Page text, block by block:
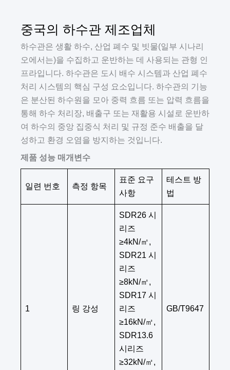
중국의 하수관 제조업체
하수관은 생활 하수, 산업 폐수 및 빗물(일부 시나리
오에서는)을 수집하고 운반하는 데 사용되는 관형 인
프라입니다. 하수관은 도시 배수 시스템과 산업 폐수
처리 시스템의 핵심 구성 요소입니다. 하수관의 기능
은 분산된 하수원을 모아 중력 흐름 또는 압력 흐름을
통해 하수 처리장, 배출구 또는 재활용 시설로 운반하
여 하수의 중앙 집중식 처리 및 규정 준수 배출을 달
성하고 환경 오염을 방지하는 것입니다.
제품 성능 매개변수
일련 번호 측정 항목
표준 요구
사항
테스트 방
법
1 링 강성
SDR26 시
리즈
≥4kN/㎡,
SDR21 시
리즈
≥8kN/㎡,
SDR17 시
리즈
≥16kN/㎡,
SDR13.6
시리즈
≥32kN/㎡,
GB/T9647